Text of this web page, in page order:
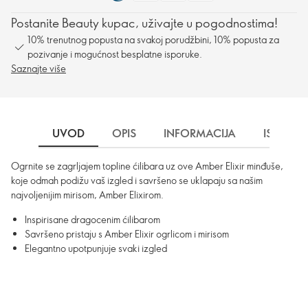
Postanite Beauty kupac, uživajte u pogodnostima!
10% trenutnog popusta na svakoj porudžbini, 10% popusta za
pozivanje i mogućnost besplatne isporuke.
Saznajte više
UVOD OPIS INFORMACIJA
Ogrnite se zagrljajem topline ćilibara uz ove Amber Elixir minđuše,
koje odmah podižu vaš izgled i savršeno se uklapaju sa našim
najvoljenijim mirisom, Amber Elixirom.
Inspirisane dragocenim ćilibarom
Savršeno pristaju s Amber Elixir ogrlicom i mirisom
Elegantno upotpunjuje svaki izgled